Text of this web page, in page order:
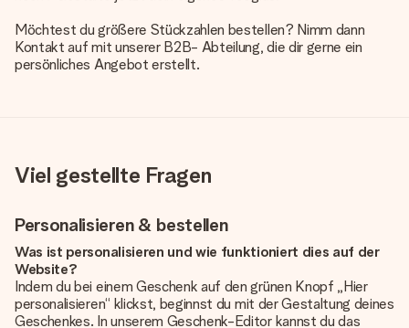
Möchtest du größere Stückzahlen bestellen? Nimm dann
Kontakt auf mit unserer B2B- Abteilung, die dir gerne ein
persönliches Angebot erstellt.
Viel gestellte Fragen
Personalisieren & bestellen
Was ist personalisieren und wie funktioniert dies auf der
Website?
Indem du bei einem Geschenk auf den grünen Knopf „Hier
personalisieren“ klickst, beginnst du mit der Gestaltung deines
Geschenkes. In unserem Geschenk-Editor kannst du das